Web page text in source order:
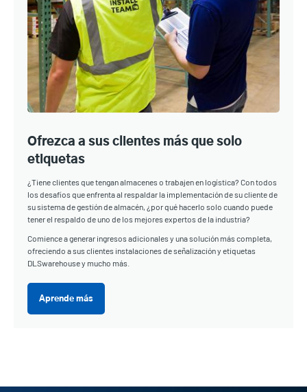
Ofrezca a sus clientes más que solo
etiquetas
¿Tiene clientes que tengan almacenes o trabajen en logística? Con todos
los desafíos que enfrenta al respaldar la implementación de su cliente de
su sistema de gestión de almacén, ¿por qué hacerlo solo cuando puede
tener el respaldo de uno de los mejores expertos de la industria?
Comience a generar ingresos adicionales y una solución más completa,
ofreciendo a sus clientes instalaciones de señalización y etiquetas
DLSwarehouse y mucho más.
Aprende más